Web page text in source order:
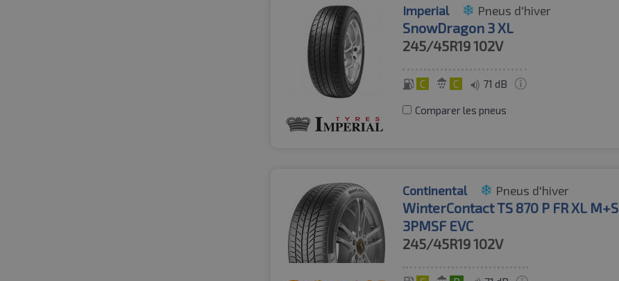
Imperial Pneus d'hiver
SnowDragon 3 XL
245/45R19102V
C C 71 dB
Comparer les pneus
Continental Pneus d'hiver
WinterContact TS 870 P FR XL M+S
3PMSF EVC
245/45R19102V